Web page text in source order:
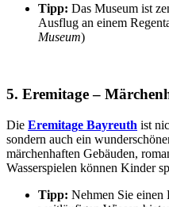
Tipp: Das Museum ist
Ausflug an einem
Museum)
5. Eremitage –
Die Eremitage Bayreuth ist
sondern auch ein
märchenhaften Gebäuden,
Wasserspielen können Kinder
Tipp: Nehmen Sie einen